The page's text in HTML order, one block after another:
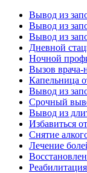
Вывод из
Вывод из
Вывод из
Дневной
Ночной
Вызов врача-
Капельница
Вывод из
Срочный
Вывод из
Избавиться
Снятие
Лечение